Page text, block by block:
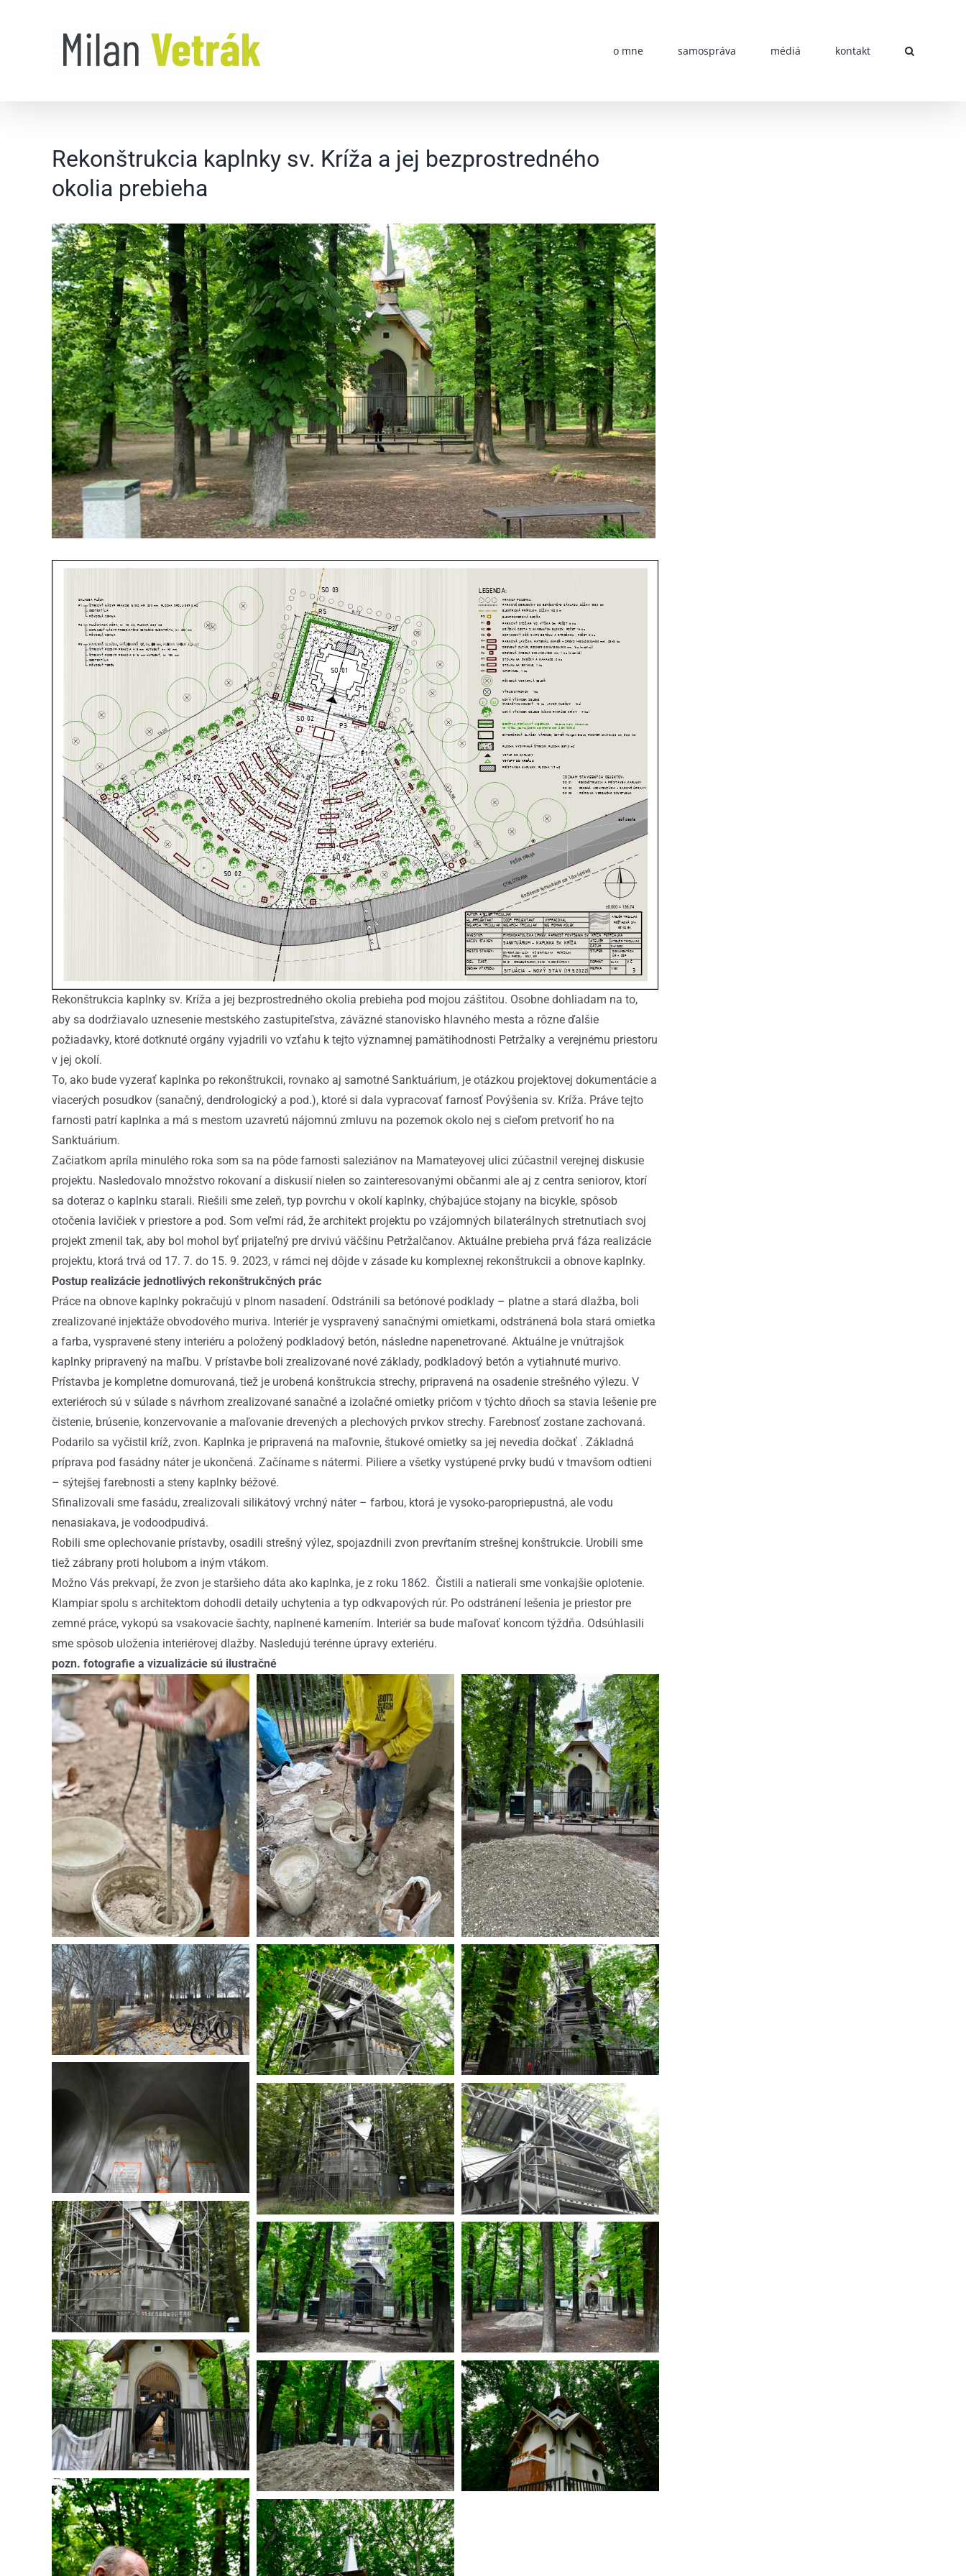
o mne samospráva médiá kontakt
Rekonštrukcia kaplnky sv. Kríža a jej bezprostredného
okolia prebieha
Zobraziť
väčší
obrázok
Rekonštrukcia kaplnky sv. Kríža a jej bezprostredného okolia prebieha pod mojou záštitou. Osobne dohliadam na to,
aby sa dodržiavalo uznesenie mestského zastupiteľstva, záväzné stanovisko hlavného mesta a rôzne ďalšie
požiadavky, ktoré dotknuté orgány vyjadrili vo vzťahu k tejto významnej pamätihodnosti Petržalky a verejnému priestoru
v jej okolí.
To, ako bude vyzerať kaplnka po rekonštrukcii, rovnako aj samotné Sanktuárium, je otázkou projektovej dokumentácie a
viacerých posudkov (sanačný, dendrologický a pod.), ktoré si dala vypracovať farnosť Povýšenia sv. Kríža. Práve tejto
farnosti patrí kaplnka a má s mestom uzavretú nájomnú zmluvu na pozemok okolo nej s cieľom pretvoriť ho na
Sanktuárium.
Začiatkom apríla minulého roka som sa na pôde farnosti saleziánov na Mamateyovej ulici zúčastnil verejnej diskusie
projektu. Nasledovalo množstvo rokovaní a diskusií nielen so zainteresovanými občanmi ale aj z centra seniorov, ktorí
sa doteraz o kaplnku starali. Riešili sme zeleň, typ povrchu v okolí kaplnky, chýbajúce stojany na bicykle, spôsob
otočenia lavičiek v priestore a pod. Som veľmi rád, že architekt projektu po vzájomných bilaterálnych stretnutiach svoj
projekt zmenil tak, aby bol mohol byť prijateľný pre drvivú väčšinu Petržalčanov. Aktuálne prebieha prvá fáza realizácie
projektu, ktorá trvá od 17. 7. do 15. 9. 2023, v rámci nej dôjde v zásade ku komplexnej rekonštrukcii a obnove kaplnky.
Postup realizácie jednotlivých rekonštrukčných prác
Práce na obnove kaplnky pokračujú v plnom nasadení. Odstránili sa betónové podklady – platne a stará dlažba, boli
zrealizované injektáže obvodového muriva. Interiér je vyspravený sanačnými omietkami, odstránená bola stará omietka
a farba, vyspravené steny interiéru a položený podkladový betón, následne napenetrované. Aktuálne je vnútrajšok
kaplnky pripravený na maľbu. V prístavbe boli zrealizované nové základy, podkladový betón a vytiahnuté murivo.
Prístavba je kompletne domurovaná, tiež je urobená konštrukcia strechy, pripravená na osadenie strešného výlezu. V
exteriéroch sú v súlade s návrhom zrealizované sanačné a izolačné omietky pričom v týchto dňoch sa stavia lešenie pre
čistenie, brúsenie, konzervovanie a maľovanie drevených a plechových prvkov strechy. Farebnosť zostane zachovaná.
Podarilo sa vyčistil kríž, zvon. Kaplnka je pripravená na maľovnie, štukové omietky sa jej nevedia dočkať . Základná
príprava pod fasádny náter je ukončená. Začíname s nátermi. Piliere a všetky vystúpené prvky budú v tmavšom odtieni
– sýtejšej farebnosti a steny kaplnky béžové.
Sfinalizovali sme fasádu, zrealizovali silikátový vrchný náter – farbou, ktorá je vysoko-paropriepustná, ale vodu
nenasiakava, je vodoodpudivá.
Robili sme oplechovanie prístavby, osadili strešný výlez, spojazdnili zvon prevŕtaním strešnej konštrukcie. Urobili sme
tiež zábrany proti holubom a iným vtákom.
Možno Vás prekvapí, že zvon je staršieho dáta ako kaplnka, je z roku 1862. Čistili a natierali sme vonkajšie oplotenie.
Klampiar spolu s architektom dohodli detaily uchytenia a typ odkvapových rúr. Po odstránení lešenia je priestor pre
zemné práce, vykopú sa vsakovacie šachty, naplnené kamením. Interiér sa bude maľovať koncom týždňa. Odsúhlasili
sme spôsob uloženia interiérovej dlažby. Nasledujú terénne úpravy exteriéru.
pozn. fotografie a vizualizácie sú ilustračné